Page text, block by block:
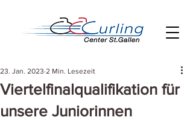
Viertelfinalqualifikation für
unsere Juniorinnen
23. Jan. 2023 2 Min. Lesezeit